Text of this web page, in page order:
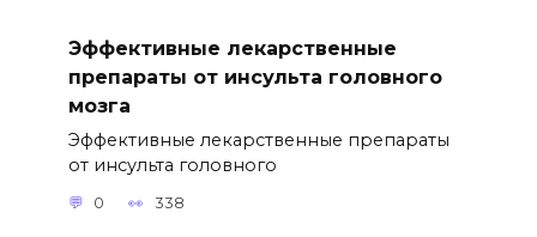
Эффективные лекарственные
препараты от инсульта головного
мозга
Эффективные лекарственные препараты
от инсульта головного
0 338